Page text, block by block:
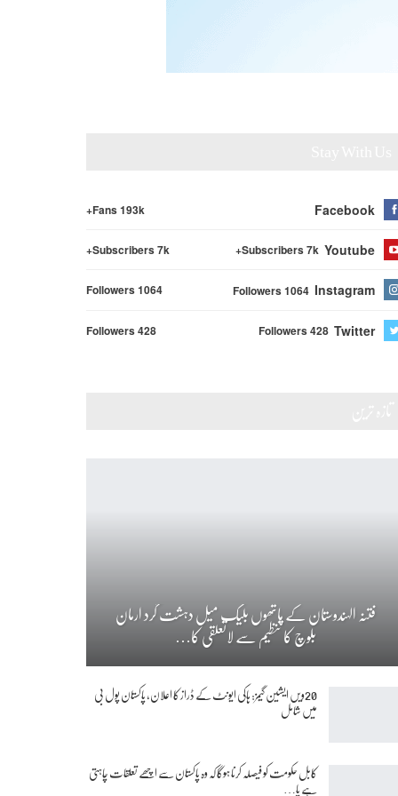
Facebook
Fans 193k+
Youtube
Subscribers 7k+
Subscribers 7k+
Instagram
Followers 1064
Followers 1064
Twitter
Followers 428
Followers 428
فتنہ الہندوستان کے ہاتھوں بلیک میل دہشت گرد ارمان
بلوچ کا تنظیم سے لاتعلقی کا…
20ویں ایشین گیمز: ہاکی ایونٹ کے ڈراز کا اعلان، پاکستان پول بی
میں شامل
کابل حکومت کو فیصلہ کرنا ہوگا کہ وہ پاکستان سے اچھے تعلقات چاہتی
ہے یا…